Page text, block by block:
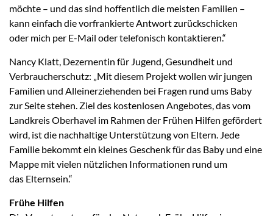
möchte – und das sind hoffentlich die meisten Familien –
kann einfach die vorfrankierte Antwort zurückschicken
oder mich per E-Mail oder telefonisch kontaktieren.“
Nancy Klatt, Dezernentin für Jugend, Gesundheit und
Verbraucherschutz: „Mit diesem Projekt wollen wir jungen
Familien und Alleinerziehenden bei Fragen rund ums Baby
zur Seite stehen. Ziel des kostenlosen Angebotes, das vom
Landkreis Oberhavel im Rahmen der Frühen Hilfen gefördert
wird, ist die nachhaltige Unterstützung von Eltern. Jede
Familie bekommt ein kleines Geschenk für das Baby und eine
Mappe mit vielen nützlichen Informationen rund um
das Elternsein.“
Frühe Hilfen